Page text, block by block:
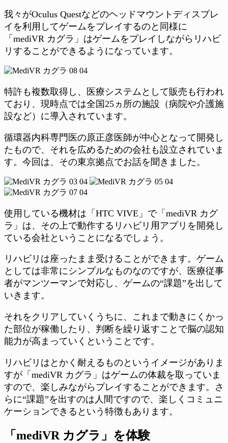
我々がOculus Questなどのヘッドマウントディスプレ
イを利用してゲームをプレイするのと同様に
「mediVR カグラ」はゲームをプレイしながらリハビ
リすることができるようになっています。
特許も複数取得し、医療システムとして販売も行われ
ており、現時点では全国25ヵ所の施設（病院や介護施
設など）に導入されています。
循環器内科専門医の原正彦医師が中心となって開発し
たもので、それを広めるための会社も設立されていま
す。今回は、その東京拠点でお話を聞きました。
使用している機材は「HTC VIVE」で「mediVR カグ
ラ」は、その上で動作するリハビリ用アプリを開発し
ている会社ということになるでしょう。
リハビリは座ったまま受けることができます。ゲーム
としては非常にシンプルなものなのですが、医療従事
者がマンツーマンで対応し、ゲームの“課題”を出して
いきます。
それをクリアしていくうちに、これまで動きにくかっ
た部位が稼働したり、判断を繰り返すことで脳の認知
能力が高まっていくということです。
リハビリはとかく耐えるものというイメージがありま
すが「mediVR カグラ」はゲームの体裁を取っていま
すので、楽しみながらプレイすることができます。さ
らに“課題”を出すのは人間ですので、楽しくコミュニ
ケーションできるという特徴もあります。
「mediVR カグラ」を体験